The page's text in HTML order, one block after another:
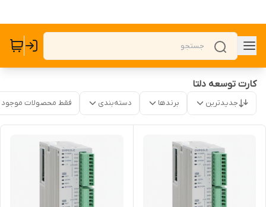
کارت توسعه دلتا
جدیدترین برندها دسته‌بندی فقط محصولات موجود